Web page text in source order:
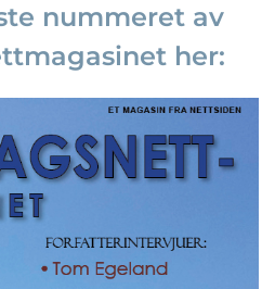
nummeret av
her: